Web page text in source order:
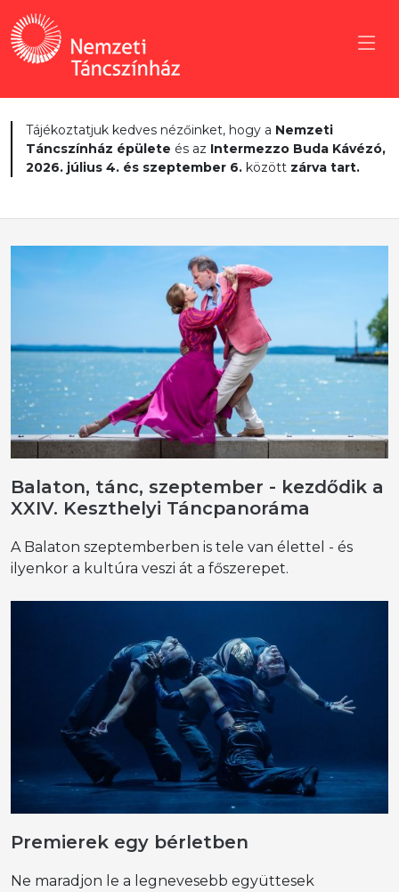
Tájékoztatjuk kedves nézőinket, hogy a Nemzeti
Táncszínház épülete és az Intermezzo Buda Kávézó,
2026. július 4. és szeptember 6. között zárva tart.
Balaton, tánc, szeptember - kezdődik a
XXIV. Keszthelyi Táncpanoráma
A Balaton szeptemberben is tele van élettel - és
ilyenkor a kultúra veszi át a főszerepet.
Premierek egy bérletben
Ne maradjon le a legnevesebb együttesek